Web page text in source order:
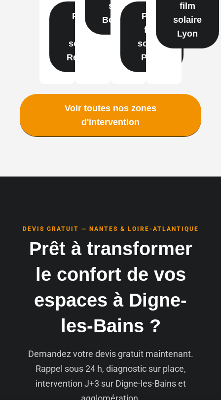
Pose
film
solaire
Rennes
solaire
BordeauxPose
film
solaire
Paris
film
solaire
Lyon
Voir toutes nos zones
d'intervention
DEVIS GRATUIT — NANTES & LOIRE-ATLANTIQUE
Prêt à transformer
le confort de vos
espaces à Digne-
les-Bains ?
Demandez votre devis gratuit maintenant.
Rappel sous 24 h, diagnostic sur place,
intervention J+3 sur Digne-les-Bains et